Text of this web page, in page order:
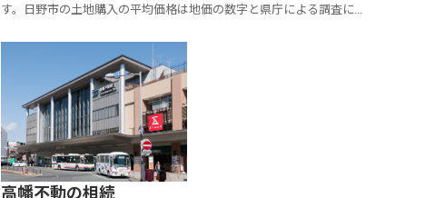
す。日野市の土地購入の平均価格は地価の数字と県庁による調査に基
便性があるため、土地の価格は上昇し...
高幡不動の相続